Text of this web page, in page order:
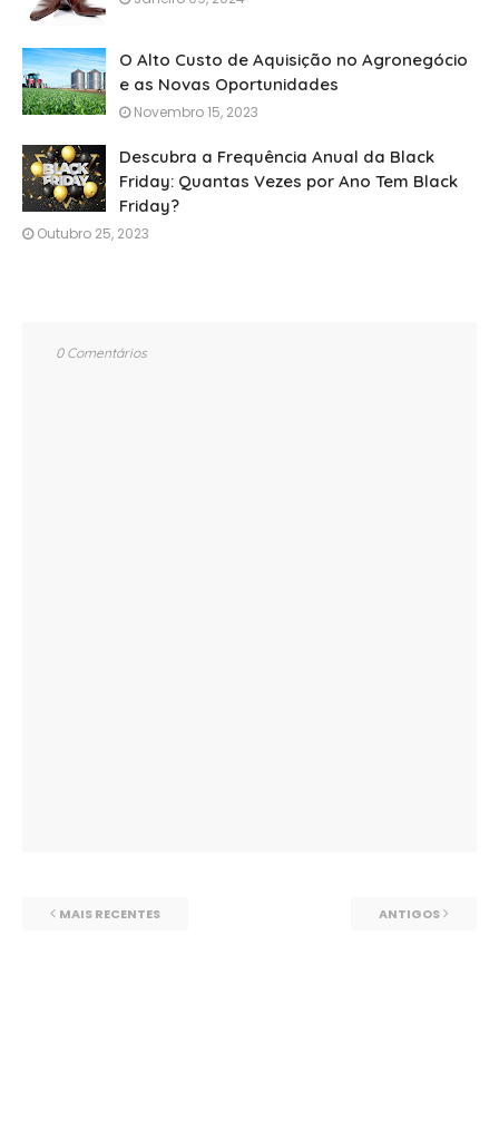
O Alto Custo de Aquisição no Agronegócio
e as Novas Oportunidades
Novembro 15, 2023
Descubra a Frequência Anual da Black
Friday: Quantas Vezes por Ano Tem Black
Friday?
Outubro 25, 2023
0 Comentários
MAIS RECENTES ANTIGOS